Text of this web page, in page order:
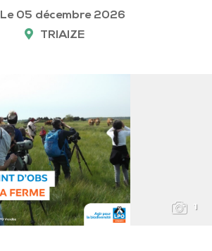
Le 05 décembre 2026
TRIAIZE
1